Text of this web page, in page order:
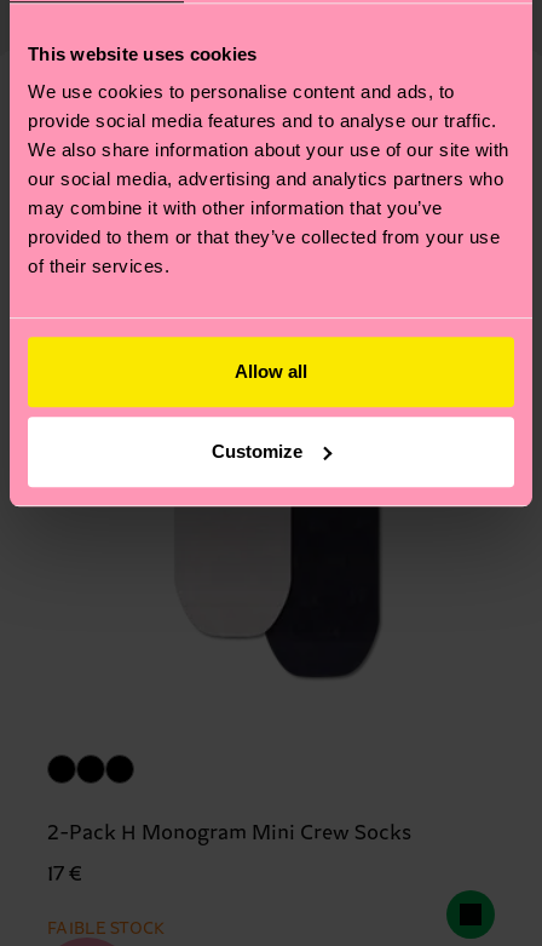
This website uses cookies
We use cookies to personalise content and ads, to
provide social media features and to analyse our traffic.
We also share information about your use of our site with
our social media, advertising and analytics partners who
may combine it with other information that you’ve
provided to them or that they’ve collected from your use
of their services.
Allow all
Customize
correctement ses chaussettes, et BIEN PLUS
ENCORE ! Pour plus d'informations, ainsi que des
conseils et astuces, rendez-vous sur notre page
Développement durable.
de la date d'expédition est de3 à 6 jours
dépend de vos services postaux locaux.
Vous avez des questions sur les retours ? Visitez
notre page
Retour
pour trouver les réponses aux
questions les plus fréquemment posées.
Nous pensons que vous aimerezModèles similaires
2-Pack H Monogram Mini Crew Socks
17 €
FAIBLE STOCK